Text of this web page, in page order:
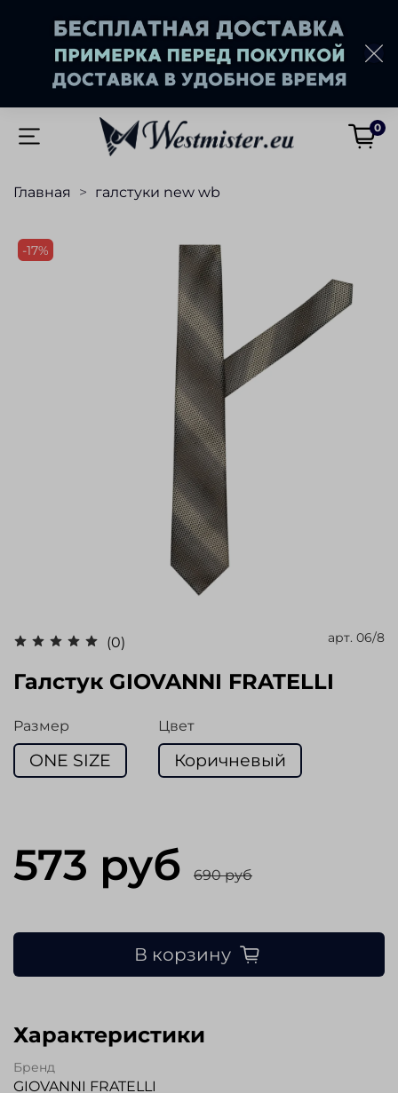
0
Главная галстуки new wb
-17%
(0) арт. 06/8
Галстук GIOVANNI FRATELLI
Размер
ONE SIZE
Цвет
Коричневый
573 руб 690 руб
В корзину
Характеристики
Бренд
GIOVANNI FRATELLI